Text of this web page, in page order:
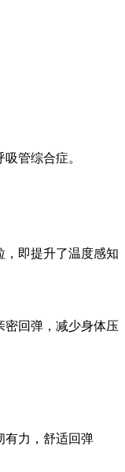
管综合症。
，即提升了温度感知
密回弹，减少身体压
有力，舒适回弹